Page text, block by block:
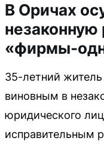
В Оричах
«фирмы-
35-летний
виновным в
юридического
исправительным